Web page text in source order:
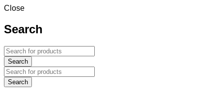
Close
Search